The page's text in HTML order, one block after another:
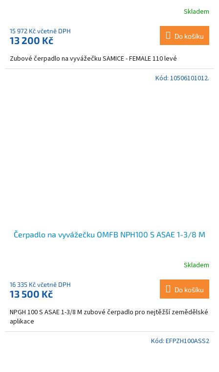
Skladem
15 972 Kč včetně DPH
13 200 Kč Do košíku
Zubové čerpadlo na vyvážečku SAMICE - FEMALE 110 levé
Čerpadlo na vyvážečku OMFB NPH100 S ASAE 1-3/8 M
Skladem
16 335 Kč včetně DPH
13 500 Kč Do košíku
NPGH 100 S ASAE 1-3/8 M zubové čerpadlo pro nejtěžší zemědělské
aplikace
Kód: 10506101012.
Kód: EFPZH100ASS2